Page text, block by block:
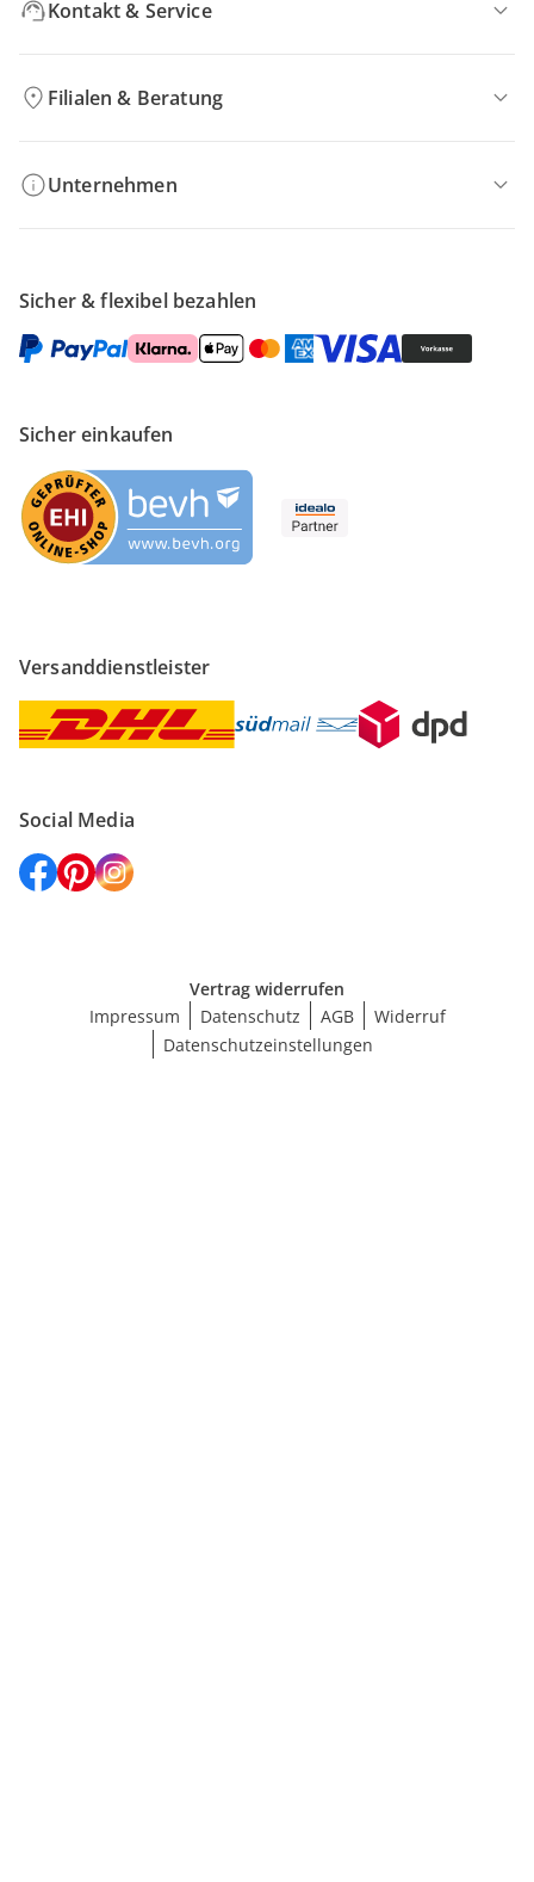
Kontakt & Service
Filialen & Beratung
Unternehmen
Sicher & flexibel bezahlen
Sicher einkaufen
Versanddienstleister
Social Media
Vertrag widerrufen
Impressum
Datenschutz AGB
Widerruf
Datenschutzeinstellungen